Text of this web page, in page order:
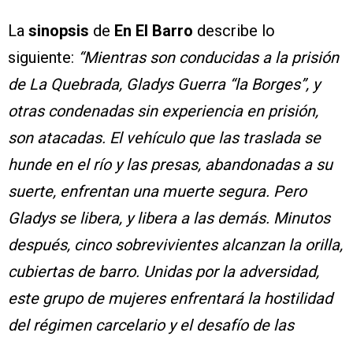
La sinopsis de En El Barro describe lo
siguiente: “Mientras son conducidas a la prisión
de La Quebrada, Gladys Guerra “la Borges”, y
otras condenadas sin experiencia en prisión,
son atacadas. El vehículo que las traslada se
hunde en el río y las presas, abandonadas a su
suerte, enfrentan una muerte segura. Pero
Gladys se libera, y libera a las demás. Minutos
después, cinco sobrevivientes alcanzan la orilla,
cubiertas de barro. Unidas por la adversidad,
este grupo de mujeres enfrentará la hostilidad
del régimen carcelario y el desafío de las